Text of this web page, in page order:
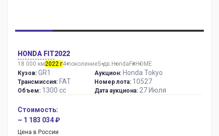
HONDA FIT2022
18 000 км2022 г4 поколение5 дв. HondaFitHOME
Кузов: GR1
Трансмиссия: FAT
Объем: 1300 сс
Аукцион: Honda Tokyo
Номер лота: 10527
Дата аукциона: 27 Июля
Стоимость:
~ 1 183 034 ₽
Цена в России